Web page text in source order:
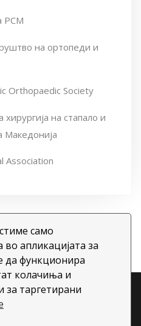
само
апликацијата за
да функционира
колачиња и
за таргетирани
РСМ
на ортопеди и
Orthopaedic Society
на стапало и
Македонија
Association
reserved | This template is